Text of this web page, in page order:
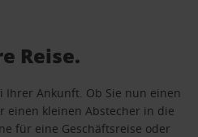
Reise.
Ihrer Ankunft. Ob Sie nun einen
einen kleinen Abstecher in die
für eine Geschäftsreise oder